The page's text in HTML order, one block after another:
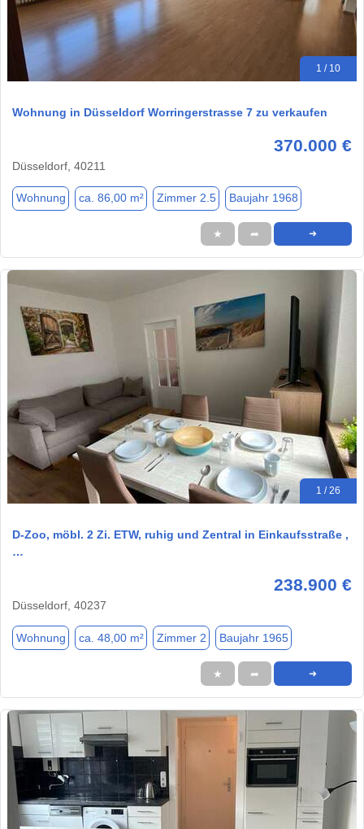
1 / 10
Wohnung in Düsseldorf Worringerstrasse 7 zu verkaufen
370.000 €
Düsseldorf, 40211
Wohnung ca. 86,00 m² Zimmer 2.5 Baujahr 1968
★ ➦ ➜
1 / 26
D-Zoo, möbl. 2 Zi. ETW, ruhig und Zentral in Einkaufsstraße ,
…
238.900 €
Düsseldorf, 40237
Wohnung ca. 48,00 m² Zimmer 2 Baujahr 1965
★ ➦ ➜